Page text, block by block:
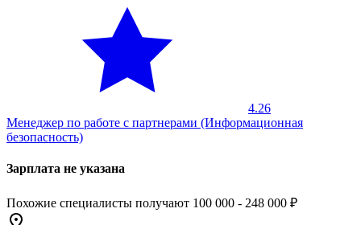
4.26
Менеджер по работе с партнерами (Информационная
безопасность)
Зарплата не указана
Похожие специалисты получают 100 000 - 248 000 ₽